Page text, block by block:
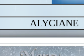
ALYCIANE